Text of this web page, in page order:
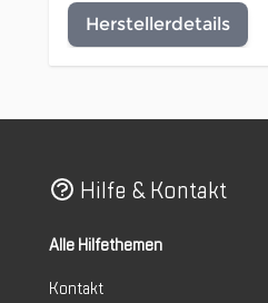
Herstellerdetails
Hilfe & Kontakt
Alle Hilfethemen
Kontakt